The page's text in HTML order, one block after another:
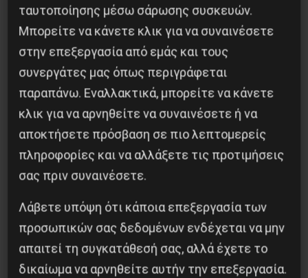
Το φασιστικό πραξικόπημα του ΝΑΤΟ και η
3 Μαΐου 2025
ταυτοποίησης μέσω σάρωσης συσκευών.
Μπορείτε να κάνετε κλικ για να συναινέσετε
στην επεξεργασία από εμάς και τους
συνεργάτες μας όπως περιγράφεται
παραπάνω. Εναλλακτικά, μπορείτε να κάνετε
κλικ για να αρνηθείτε να συναινέσετε ή να
αποκτήσετε πρόσβαση σε πιο λεπτομερείς
πληροφορίες και να αλλάξετε τις προτιμήσεις
σας πριν συναινέσετε.
Λάβετε υπόψη ότι κάποια επεξεργασία των
προσωπικών σας δεδομένων ενδέχεται να μην
απαιτεί τη συγκατάθεσή σας, αλλά έχετε το
δικαίωμα να αρνηθείτε αυτήν την επεξεργασία.